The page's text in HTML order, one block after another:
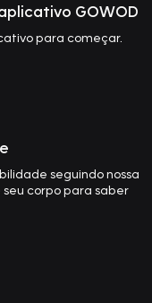
GOWOD
para começar.
seguindo nossa
corpo para saber